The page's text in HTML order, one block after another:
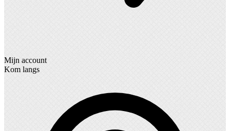
Mijn account
Kom langs